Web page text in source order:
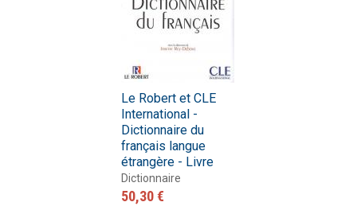
Le Robert et CLE
International -
Dictionnaire du
français langue
étrangère - Livre
Dictionnaire
50,30 €